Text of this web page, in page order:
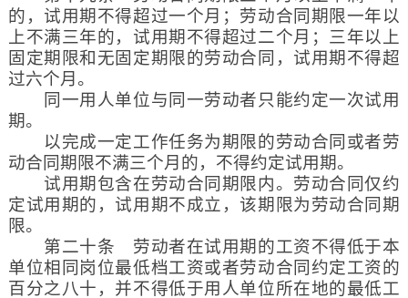
的，试用期不得超过一个月；劳动合同期限一年以
上不满三年的，试用期不得超过二个月；三年以上
固定期限和无固定期限的劳动合同，试用期不得超
过六个月。
同一用人单位与同一劳动者只能约定一次试用
期。
以完成一定工作任务为期限的劳动合同或者劳
动合同期限不满三个月的，不得约定试用期。
试用期包含在劳动合同期限内。劳动合同仅约
定试用期的，试用期不成立，该期限为劳动合同期
限。
第二十条 劳动者在试用期的工资不得低于本
单位相同岗位最低档工资或者劳动合同约定工资的
百分之八十，并不得低于用人单位所在地的最低工